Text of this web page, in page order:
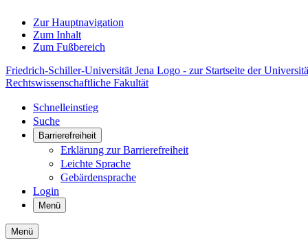
Zur Hauptnavigation
Zum Inhalt
Zum Fußbereich
Friedrich-Schiller-Universität Jena Logo - zur Startseite der
Rechtswissenschaftliche Fakultät
Schnelleinstieg
Suche
Barrierefreiheit
Erklärung zur Barrierefreiheit
Leichte Sprache
Gebärdensprache
Login
Menü
Menü